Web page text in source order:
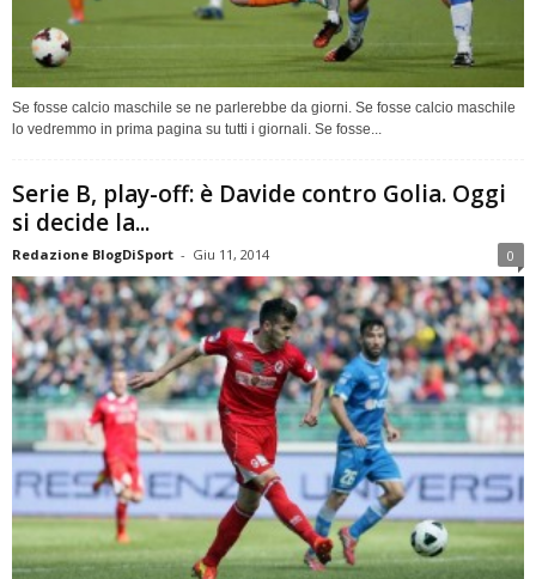
Se fosse calcio maschile se ne parlerebbe da giorni. Se fosse calcio maschile
lo vedremmo in prima pagina su tutti i giornali. Se fosse...
Serie B, play-off: è Davide contro Golia. Oggi
si decide la...
Redazione BlogDiSport - Giu 11, 2014 0